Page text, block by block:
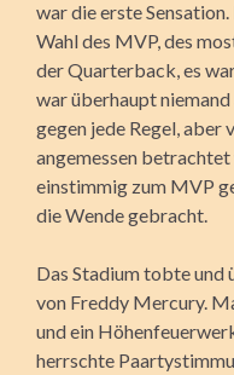
war die erste
Wahl des MVP, des
der Quarterback, es
war überhaupt
gegen jede Regel, aber
angemessen betrachtet
einstimmig zum MVP
die Wende gebracht.
Das Stadium tobte und
von Freddy Mercury.
und ein
herrschte